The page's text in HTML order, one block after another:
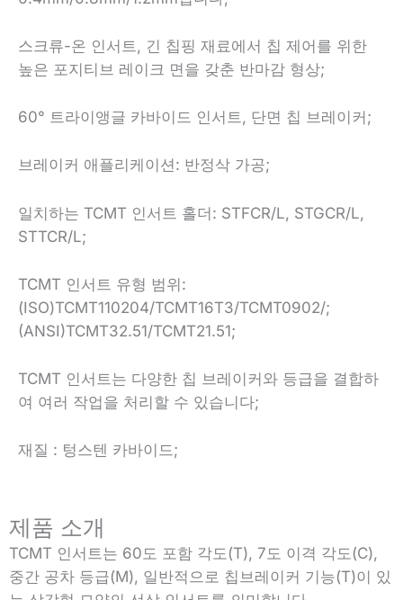
스크류-온 인서트, 긴 칩핑 재료에서 칩 제어를 위한
높은 포지티브 레이크 면을 갖춘 반마감 형상;
60° 트라이앵글 카바이드 인서트, 단면 칩 브레이커;
브레이커 애플리케이션: 반정삭 가공;
일치하는 TCMT 인서트 홀더: STFCR/L, STGCR/L,
STTCR/L;
TCMT 인서트 유형 범위:
(ISO)TCMT110204/TCMT16T3/TCMT0902/;
(ANSI)TCMT32.51/TCMT21.51;
TCMT 인서트는 다양한 칩 브레이커와 등급을 결합하
여 여러 작업을 처리할 수 있습니다;
재질 : 텅스텐 카바이드;
제품 소개
TCMT 인서트는 60도 포함 각도(T), 7도 이격 각도(C),
중간 공차 등급(M), 일반적으로 칩브레이커 기능(T)이 있